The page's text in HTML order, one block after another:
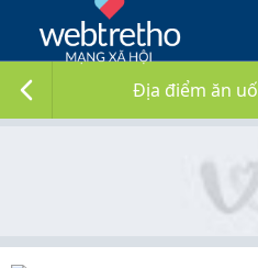
Địa điểm ăn